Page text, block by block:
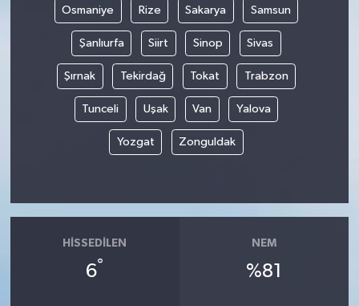
Osmaniye Rize Sakarya Samsun
Şanlıurfa Siirt Sinop Sivas
Şırnak Tekirdağ Tokat Trabzon
Tunceli Uşak Van Yalova
Yozgat Zonguldak
HISSEDILEN
6°
NEM
%81